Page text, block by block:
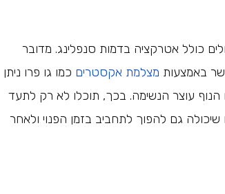
כולל אטרקציה בדמות סנפלינג. מדובר
באמצעות מצלמת אקסטרים כמו גו פרו ניתן
הנוף עוצר הנשימה. בכך, תוכלו לא רק לתעד
שיכולה גם להפוך לתחביב בזמן הפנוי ולאחר